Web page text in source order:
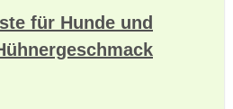
für Hunde und